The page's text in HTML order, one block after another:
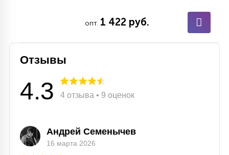
опт. 1 422 руб.
Отзывы
4.3 4 отзыва • 9 оценок
Андрей Семенычев
16 марта 2026